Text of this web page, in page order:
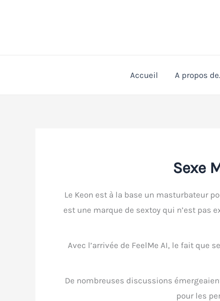
Accueil A propos
Sexe
Le Keon est à la base un masturbateur
est une marque de sextoy qui n’est pas
Avec l’arrivée de FeelMe AI, le fait que
De nombreuses discussions
pour les